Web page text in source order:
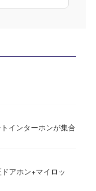
インターホンが集合
アホン+マイロッ